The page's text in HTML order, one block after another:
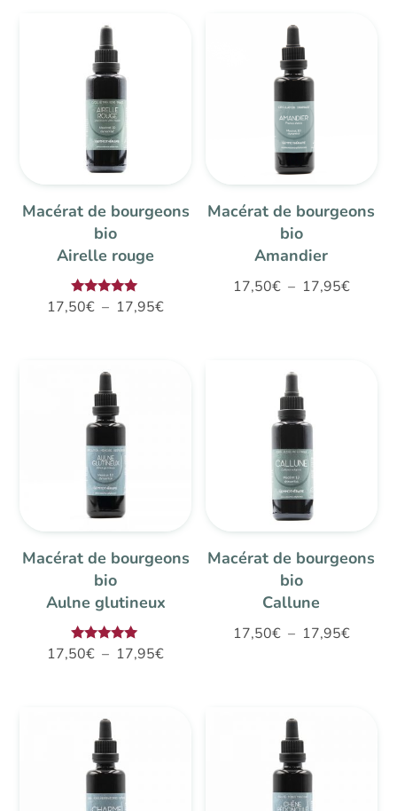
Macérat de bourgeons
bio
Airelle rouge
Note
17,50€ – 17,95€Plage
Macérat de bourgeons
bio
Amandier
17,50€ – 17,95€Plage
Macérat de bourgeons
bio
Aulne glutineux
Note
17,50€ – 17,95€Plage
Macérat de bourgeons
bio
Callune
17,50€ – 17,95€Plage